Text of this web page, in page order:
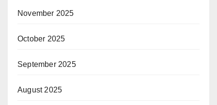
November 2025
October 2025
September 2025
August 2025